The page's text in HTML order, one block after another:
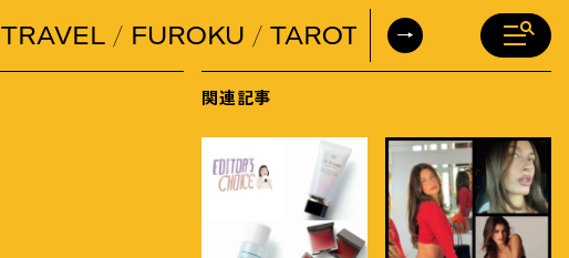
TRAVEL FUROKU TAROT DAILY
関連記事